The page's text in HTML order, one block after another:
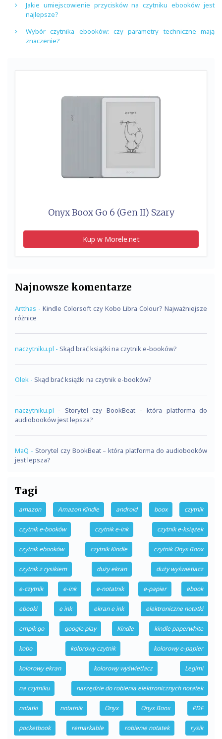
Jakie umiejscowienie przycisków na czytniku ebooków jest
najlepsze?
Wybór czytnika ebooków: czy parametry techniczne mają
znaczenie?
Onyx Boox Go 6 (Gen II) Szary
Kup w Morele.net
Najnowsze komentarze
Artthas - Kindle Colorsoft czy Kobo Libra Colour? Najważniejsze
różnice
naczytniku.pl - Skąd brać książki na czytnik e-booków?
Olek - Skąd brać książki na czytnik e-booków?
naczytniku.pl - Storytel czy BookBeat – która platforma do
audiobooków jest lepsza?
MaQ - Storytel czy BookBeat – która platforma do audiobooków
jest lepsza?
Tagi
amazon Amazon Kindle android boox czytnik
czytnik e-booków czytnik e-ink czytnik e-książek
czytnik ebooków czytnik Kindle czytnik Onyx Boox
czytnik z rysikiem duży ekran duży wyświetlacz
e-czytnik e-ink e-notatnik e-papier ebook
ebooki e ink ekran e ink elektroniczne notatki
empik go google play Kindle kindle paperwhite
kobo kolorowy czytnik kolorowy e-papier
kolorowy ekran kolorowy wyświetlacz Legimi
na czytniku narzędzie do robienia elektronicznych notatek
notatki notatnik Onyx Onyx Boox PDF
pocketbook remarkable robienie notatek rysik